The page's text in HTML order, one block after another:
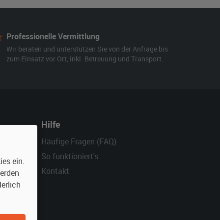
Professionelle Vermittlung
Wir beraten und unterstützen Sie von der Anfrage bis
zum Einsatz vor Ort, inkl. Betreuung und Transport.
Hilfe
Häufige Fragen (FAQ)
So funktioniert's
Kontakt
ein.